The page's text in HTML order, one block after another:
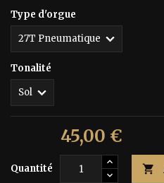
Type d'orgue
Tonalité
45,00 €
Quantité 